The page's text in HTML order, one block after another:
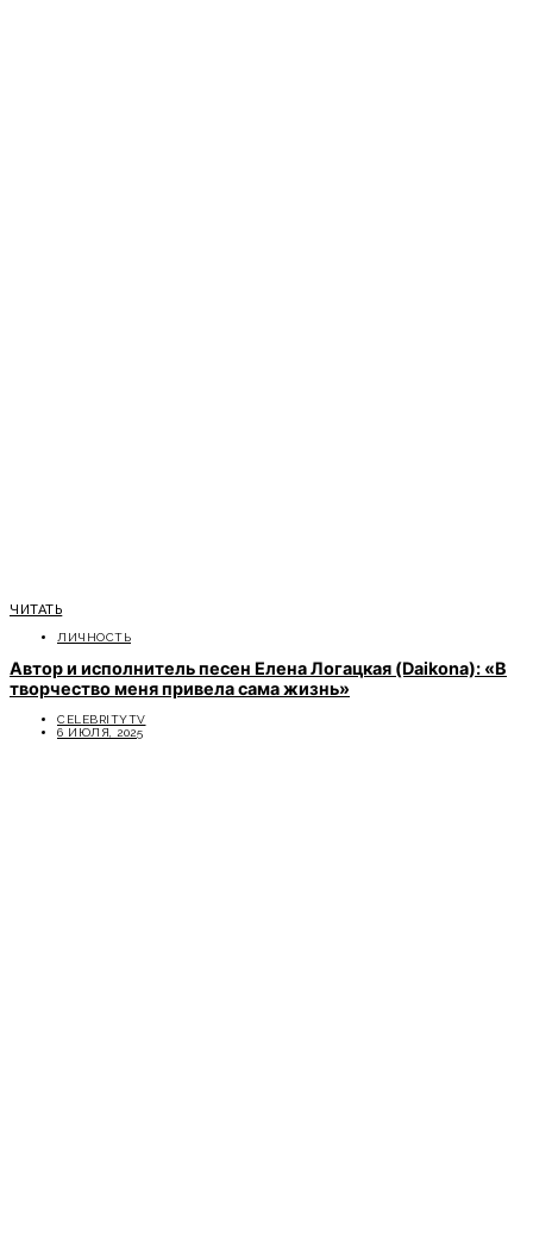
ЧИТАТЬ
ЛИЧНОСТЬ
Автор и исполнитель песен Елена Логацкая (Daikona): «В
творчество меня привела сама жизнь»
CELEBRITYTV
6 ИЮЛЯ, 2025